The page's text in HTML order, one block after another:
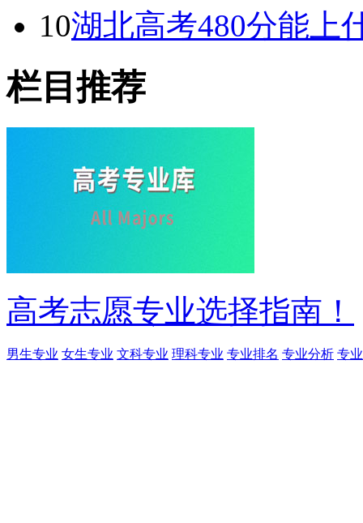
10湖北高考480分能上
栏目推荐
高考志愿专业选择指南！
男生专业 女生专业 文科专业 理科专业 专业排名 专业分析 专